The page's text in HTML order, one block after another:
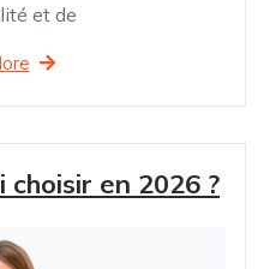
et de
choisir en 2026 ?